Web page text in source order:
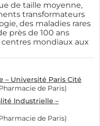
de taille moyenne,
transformateurs
des maladies rares
près de 100 ans
mondiaux aux
– Université Paris Cité
de Paris)
Industrielle –
de Paris)